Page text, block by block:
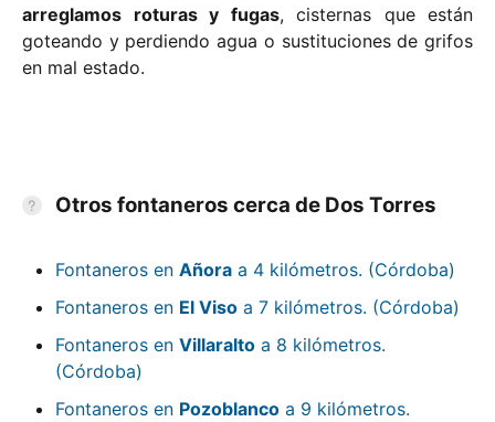
arreglamos roturas y fugas, cisternas que están
goteando y perdiendo agua o sustituciones de grifos
en mal estado.
Otros fontaneros cerca de Dos Torres
Fontaneros en Añora a 4 kilómetros. (Córdoba)
Fontaneros en El Viso a 7 kilómetros. (Córdoba)
Fontaneros en Villaralto a 8 kilómetros.
(Córdoba)
Fontaneros en Pozoblanco a 9 kilómetros.